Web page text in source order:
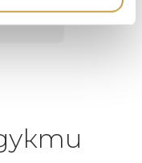
DUTCHBONE